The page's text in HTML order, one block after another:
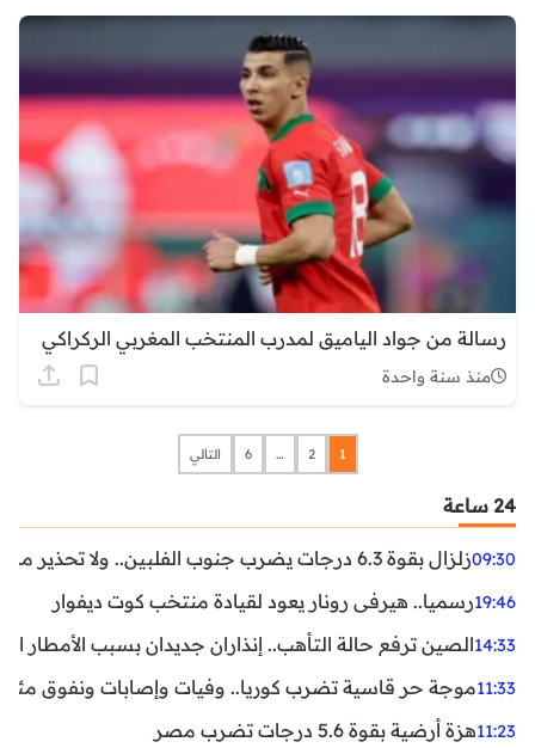
رسالة من جواد الياميق لمدرب المنتخب المغربي الركراكي
منذ سنة واحدة
1
2
…
6 التالي
24 ساعة
09:30زلزال بقوة 6.3 درجات يضرب جنوب الفلبين.. ولا تحذير من تسونامي حتى الآن
19:46رسميا.. هيرفي رونار يعود لقيادة منتخب كوت ديفوار
14:33الصين ترفع حالة التأهب.. إنذاران جديدان بسبب الأمطار
11:33موجة حر قاسية تضرب كوريا.. وفيات وإصابات ونفوق مئات
11:23هزة أرضية بقوة 5.6 درجات تضرب مصر